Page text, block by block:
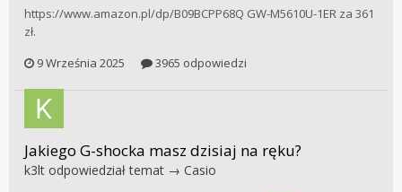
https://www.amazon.pl/dp/B09BCPP68Q GW-M5610U-1ER za 361
zł.
9 Września 2025
3965 odpowiedzi
Jakiego G-shocka masz dzisiaj na ręku?
k3lt odpowiedział temat → Casio